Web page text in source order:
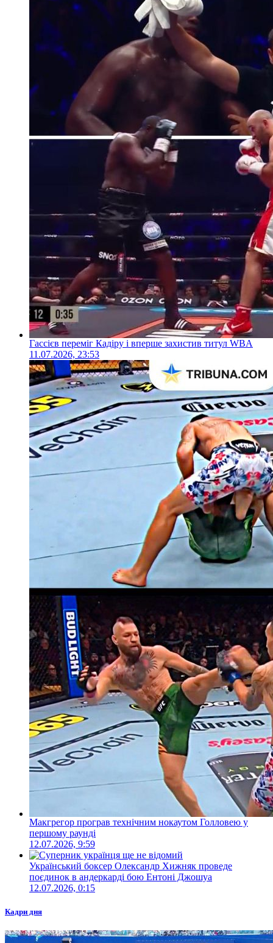
Гассієв переміг Кадіру і вперше захистив титул WBA
11.07.2026, 23:53
Макгрегор програв технічним нокаутом Голловею у
першому раунді
12.07.2026, 9:59
Український боксер Олександр Хижняк проведе
поєдинок в андеркарді бою Ентоні Джошуа
12.07.2026, 0:15
Кадри дня